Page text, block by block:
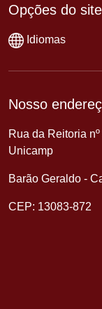
Opções do site
Idiomas
Nosso
Rua da Reitoria
Unicamp
Barão Geraldo -
CEP: 13083-872